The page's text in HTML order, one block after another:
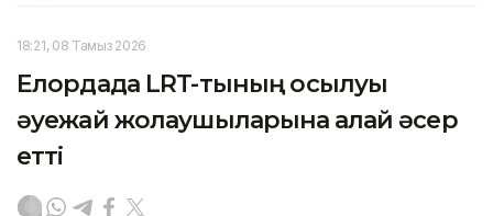
18:21, 08 Тамыз 2026
Елордада LRT-тының қосылуы
әуежай жолаушыларына қалай әсер
етті